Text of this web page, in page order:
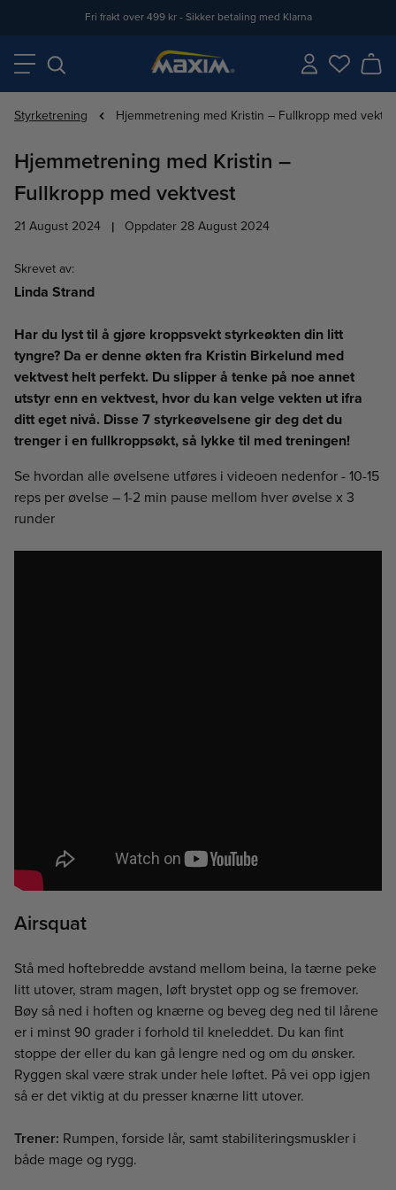
Fri frakt over 499 kr - Sikker betaling med Klarna
Styrketrening Hjemmetrening med Kristin – Fullkropp med
Hjemmetrening med Kristin –
Fullkropp med vektvest
21 August 2024 | Oppdater 28 August 2024
Skrevet av:
Linda Strand
Har du lyst til å gjøre kroppsvekt styrkeøkten din litt
tyngre? Da er denne økten fra Kristin Birkelund med
vektvest helt perfekt. Du slipper å tenke på noe annet
utstyr enn en vektvest, hvor du kan velge vekten ut ifra
ditt eget nivå. Disse 7 styrkeøvelsene gir deg det du
trenger i en fullkroppsøkt, så lykke til med treningen!
Se hvordan alle øvelsene utføres i videoen nedenfor - 10-15
reps per øvelse – 1-2 min pause mellom hver øvelse x 3
runder
Airsquat
Stå med hoftebredde avstand mellom beina, la tærne peke
litt utover, stram magen, løft brystet opp og se fremover.
Bøy så ned i hoften og knærne og beveg deg ned til lårene
er i minst 90 grader i forhold til kneleddet. Du kan fint
stoppe der eller du kan gå lengre ned og om du ønsker.
Ryggen skal være strak under hele løftet. På vei opp igjen
så er det viktig at du presser knærne litt utover.
Trener: Rumpen, forside lår, samt stabiliteringsmuskler i
både mage og rygg.